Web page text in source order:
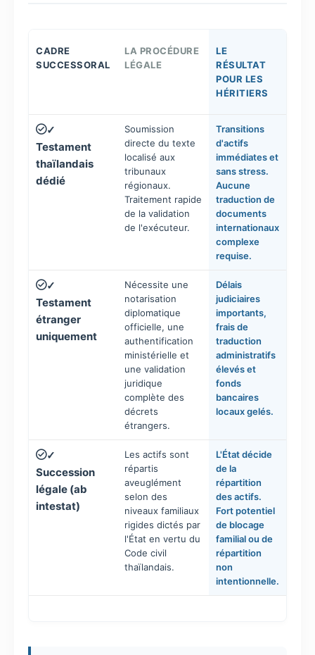
CADRE
SUCCESSORAL
LA PROCÉDURE
LÉGALE
LE
RÉSULTAT
POUR LES
HÉRITIERS
✓
Testament
thaïlandais
dédié
Soumission
directe du texte
localisé aux
tribunaux
régionaux.
Traitement rapide
de la validation
de l'exécuteur.
Transitions
d'actifs
immédiates et
sans stress.
Aucune
traduction de
documents
internationaux
complexe
requise.
✓
Testament
étranger
uniquement
Nécessite une
notarisation
diplomatique
officielle, une
authentification
ministérielle et
une validation
juridique
complète des
décrets
étrangers.
Délais
judiciaires
importants,
frais de
traduction
administratifs
élevés et
fonds
bancaires
locaux gelés.
✓
Succession
légale (ab
intestat)
Les actifs sont
répartis
aveuglément
selon des
niveaux familiaux
rigides dictés par
l'État en vertu du
Code civil
thaïlandais.
L'État décide
de la
répartition
des actifs.
Fort potentiel
de blocage
familial ou de
répartition
non
intentionnelle.